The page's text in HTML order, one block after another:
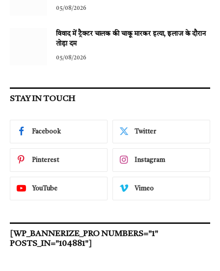
05/08/2026
विवाद में ट्रैक्टर चालक की चाकू मारकर हत्या, इलाज के दौरान
तोड़ा दम
05/08/2026
STAY IN TOUCH
Facebook Twitter
Pinterest Instagram
YouTube Vimeo
[WP_BANNERIZE_PRO NUMBERS="1"
POSTS_IN="104881"]